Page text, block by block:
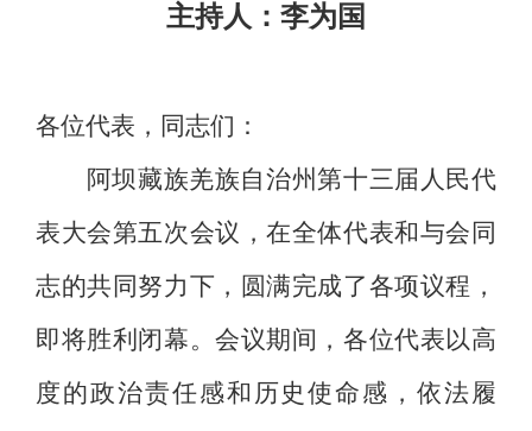
主持人： 李为国
各位代表，同志们：
阿坝藏族羌族自治州第十三届人民代
表大会第五次会议，在全体代表和与会同
志的共同努力下，圆满完成了各项议程，
即将胜利闭幕。会议期间，各位代表以高
度的政治责任感和历史使命感，依法履